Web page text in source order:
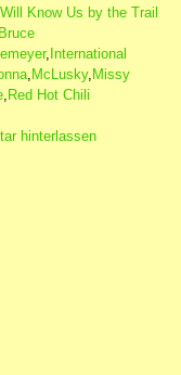
Know Us by the Trail
Bruce
, International
McLusky, Missy
Red Hot Chili
hinterlassen